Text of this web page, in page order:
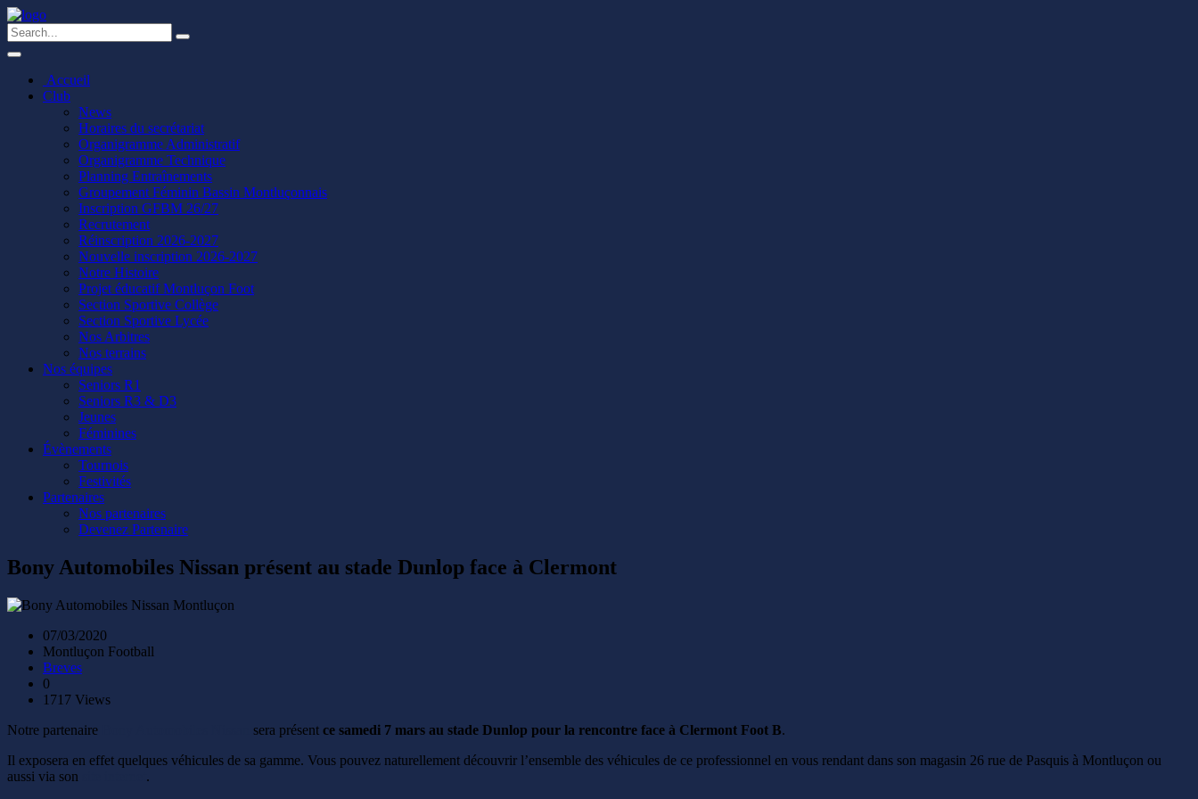
Accueil
Club
News
Horaires du secrétariat
Organigramme Administratif
Organigramme Technique
Planning Entraînements
Groupement Féminin Bassin Montluçonnais
Inscription GFBM 26/27
Recrutement
Réinscription 2026-2027
Nouvelle inscription 2026-2027
Notre Histoire
Projet éducatif Montluçon Foot
Section Sportive Collège
Section Sportive Lycée
Nos Arbitres
Nos terrains
Nos équipes
Seniors R1
Seniors R3 & D3
Jeunes
Féminines
Évènements
Tournois
Festivités
Partenaires
Nos partenaires
Devenez Partenaire
Bony Automobiles Nissan présent au stade Dunlop face à Clermont
07/03/2020
Montluçon Football
Breves
0
1717 Views
Notre partenaire
sera présent ce samedi 7 mars au stade Dunlop pour la rencontre face à Clermont Foot B.
Il exposera en effet quelques véhicules de sa gamme. Vous pouvez naturellement découvrir l’ensemble des véhicules de ce professionnel en vous rendant dans son magasin 26 rue de Pasquis à Montluçon ou
aussi via son
.